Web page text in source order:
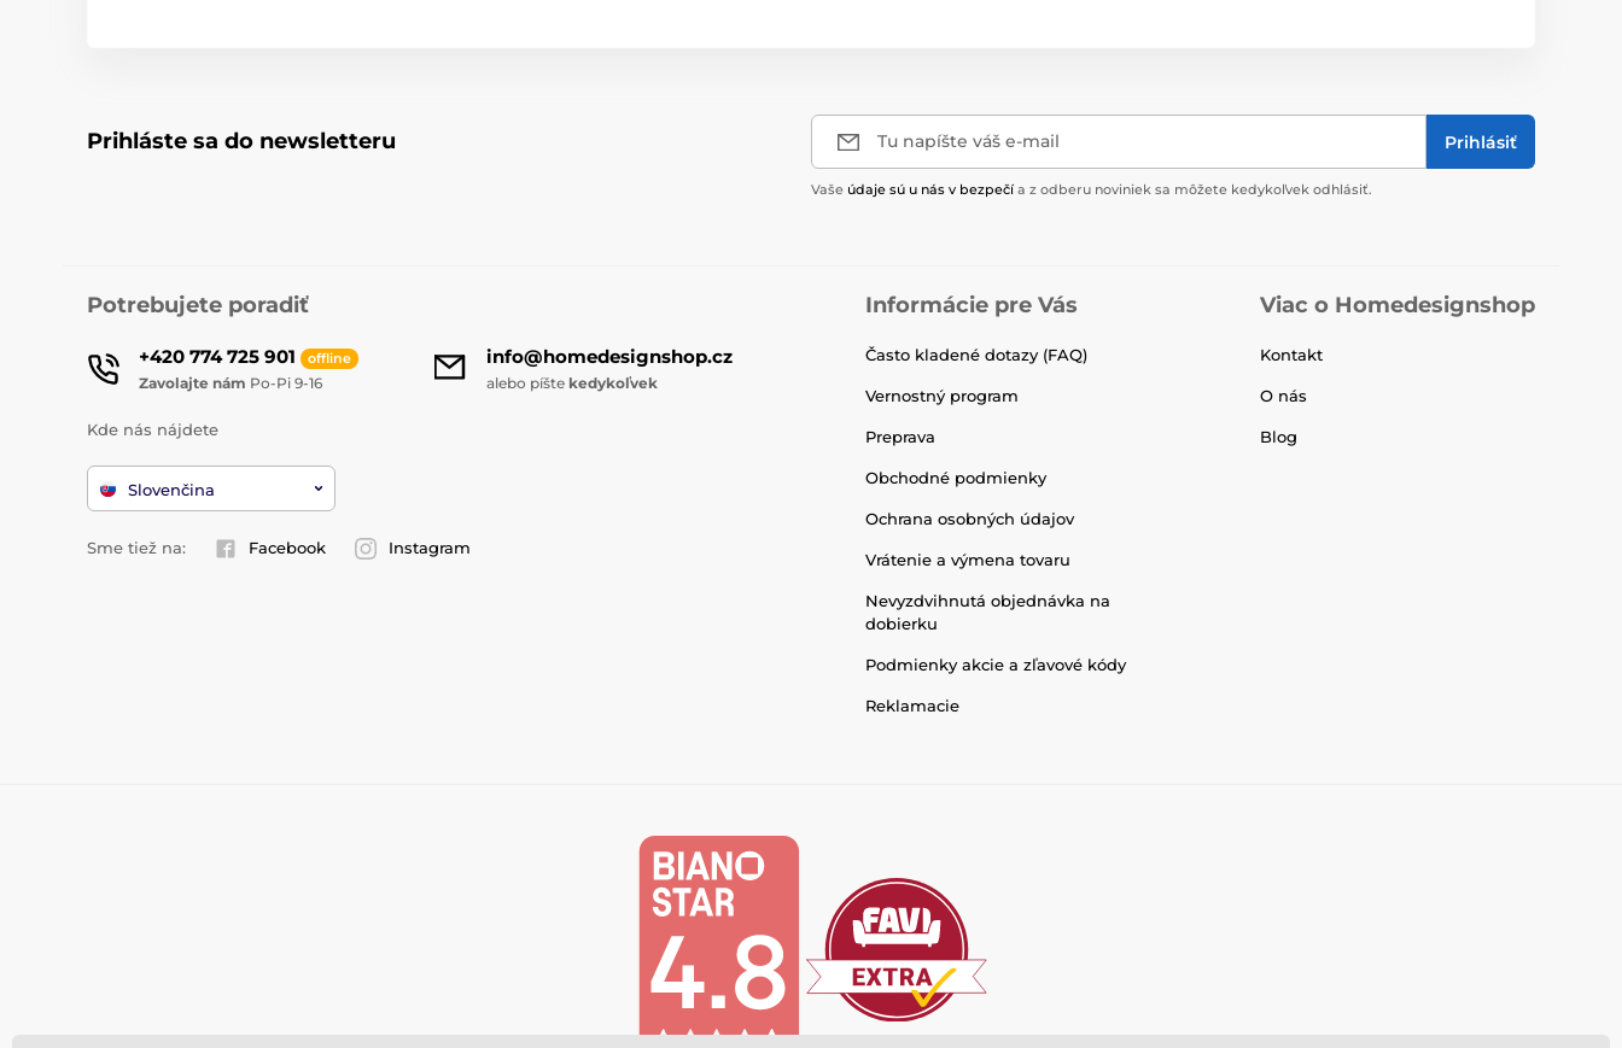
Prihláste sa do newsletteru Tu napíšte váš e-mail Prihlásiť
Vaše údaje sú u nás v bezpečí a z odberu noviniek sa môžete kedykoľvek odhlásiť.
Potrebujete poradiť
+420 774 725 901 offline
Zavolajte nám Po-Pi 9-16
info@homedesignshop.cz
alebo píšte kedykoľvek
Kde nás nájdete
Slovenčina
Sme tiež na: Facebook Instagram
Informácie pre Vás
Často kladené dotazy (FAQ)
Vernostný program
Preprava
Obchodné podmienky
Ochrana osobných údajov
Vrátenie a výmena tovaru
Nevyzdvihnutá objednávka na
dobierku
Podmienky akcie a zľavové kódy
Reklamacie
Viac o Homedesignshop
Kontakt
O nás
Blog